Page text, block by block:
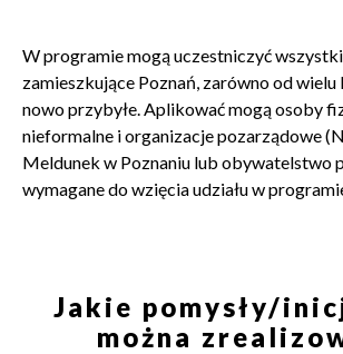
W programie mogą uczestniczyć
zamieszkujące Poznań, zarówno od wielu
nowo przybyłe. Aplikować mogą osoby
nieformalne i organizacje pozarządowe
Meldunek w Poznaniu lub obywatelstwo
wymagane do wzięcia udziału w
Jakie pomysły/
można